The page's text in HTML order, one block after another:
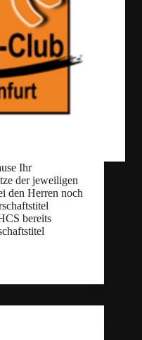
Ihr
der jeweiligen
den Herren noch
bereits